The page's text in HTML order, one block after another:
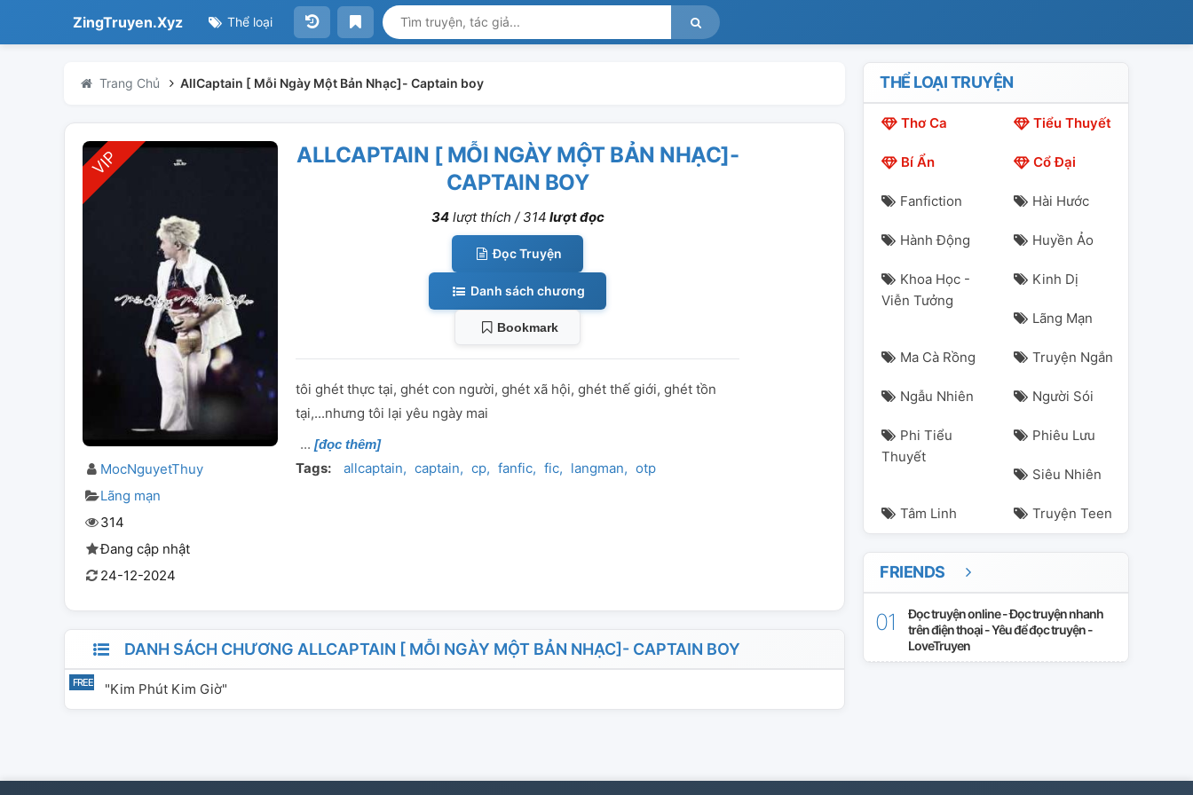
ZingTruyen.Xyz Thể loại
Trang Chủ AllCaptain [ Mỗi Ngày Một Bản Nhạc]- Captain boy
MocNguyetThuy
Lãng mạn
314
Đang cập nhật
24-12-2024
ALLCAPTAIN [ MỖI NGÀY MỘT BẢN NHẠC]-
CAPTAIN BOY
34lượt thích / 314 lượt đọc
Đọc Truyện
Danh sách chương
Bookmark
tôi ghét thực tại, ghét con người, ghét xã hội, ghét thế giới, ghét tồn
tại,...nhưng tôi lại yêu ngày mai
[đọc thêm]
Tags: allcaptain captain cp fanfic fic langman otp
DANH SÁCH CHƯƠNG ALLCAPTAIN [ MỖI NGÀY MỘT BẢN NHẠC]- CAPTAIN BOY
"Kim Phút Kim Giờ"
THỂ LOẠI TRUYỆN
Thơ Ca Tiểu Thuyết
Bí Ẩn Cổ Đại
Fanfiction Hài Hước
Hành Động Huyền Ảo
Khoa Học -
Viễn Tưởng
Kinh Dị
Lãng Mạn
Ma Cà Rồng Truyện Ngắn
Ngẫu Nhiên Người Sói
Phi Tiểu
Thuyết
Phiêu Lưu
Siêu Nhiên
Tâm Linh Truyện Teen
FRIENDS
Đọc truyện online - Đọc truyện nhanh
trên điện thoại - Yêu để đọc truyện -
LoveTruyen